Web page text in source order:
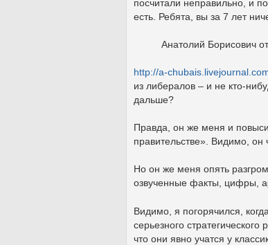
посчитали неправильно, и
есть. Ребята, вы за 7 лет
Анатолий Борисович
http://a-
из либералов – и не кто-
дальше?
Правда, он же меня и
правительстве». Видимо, он
Но он же меня опять
озвученные факты, цифры,
Видимо, я погорячился,
серьезного
что они явно учатся у